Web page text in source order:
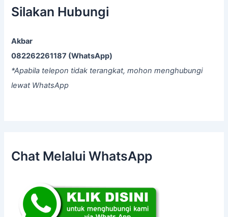
f
o
:
Silakan Hubungi
Akbar
082262261187 (WhatsApp)
*Apabila telepon tidak terangkat, mohon menghubungi
lewat WhatsApp
Chat Melalui WhatsApp